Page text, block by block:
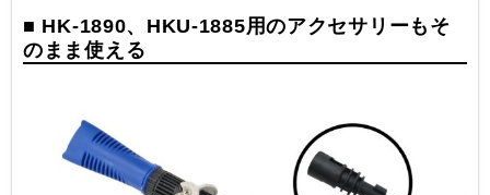
■ HK-1890、HKU-1885用のアクセサリーもそ
のまま使える